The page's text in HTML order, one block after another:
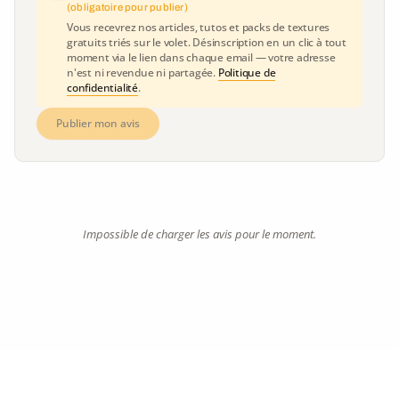
(obligatoire pour publier)
Vous recevrez nos articles, tutos et packs de textures
gratuits triés sur le volet. Désinscription en un clic à tout
moment via le lien dans chaque email — votre adresse
n'est ni revendue ni partagée. Politique de
confidentialité.
Publier mon avis
Impossible de charger les avis pour le moment.